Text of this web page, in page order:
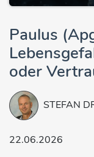
Paulus
oder
STEFAN
22.06.2026